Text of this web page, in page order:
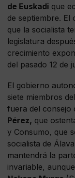
de Euskadi que
de septiembre. El
que la socialista
legislatura
crecimiento
del pasado 12 de
El gobierno
siete miembros
fuera del consejo
Pérez, que
y Consumo, que
socialista de
mantendrá la
invariable, aunque